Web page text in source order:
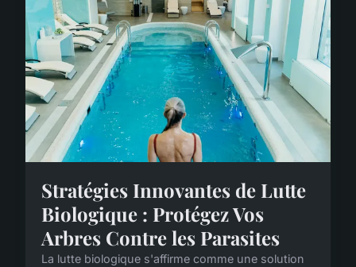
Stratégies Innovantes de Lutte
Biologique : Protégez Vos
Arbres Contre les Parasites
La lutte biologique s'affirme comme une solution